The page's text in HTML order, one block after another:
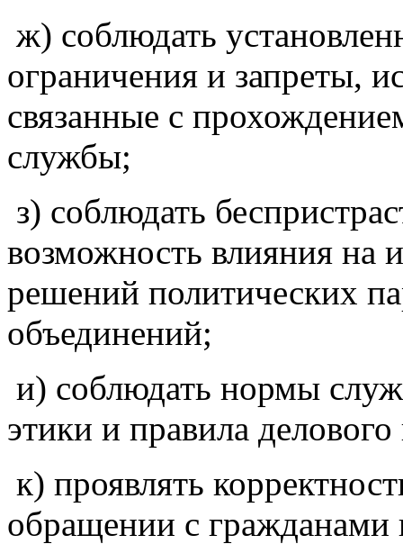
ж) соблюдать
ограничения и запреты,
связанные с
службы;
з) соблюдать
возможность влияния на
решений политических
объединений;
и) соблюдать нормы
этики и правила
к) проявлять
обращении с